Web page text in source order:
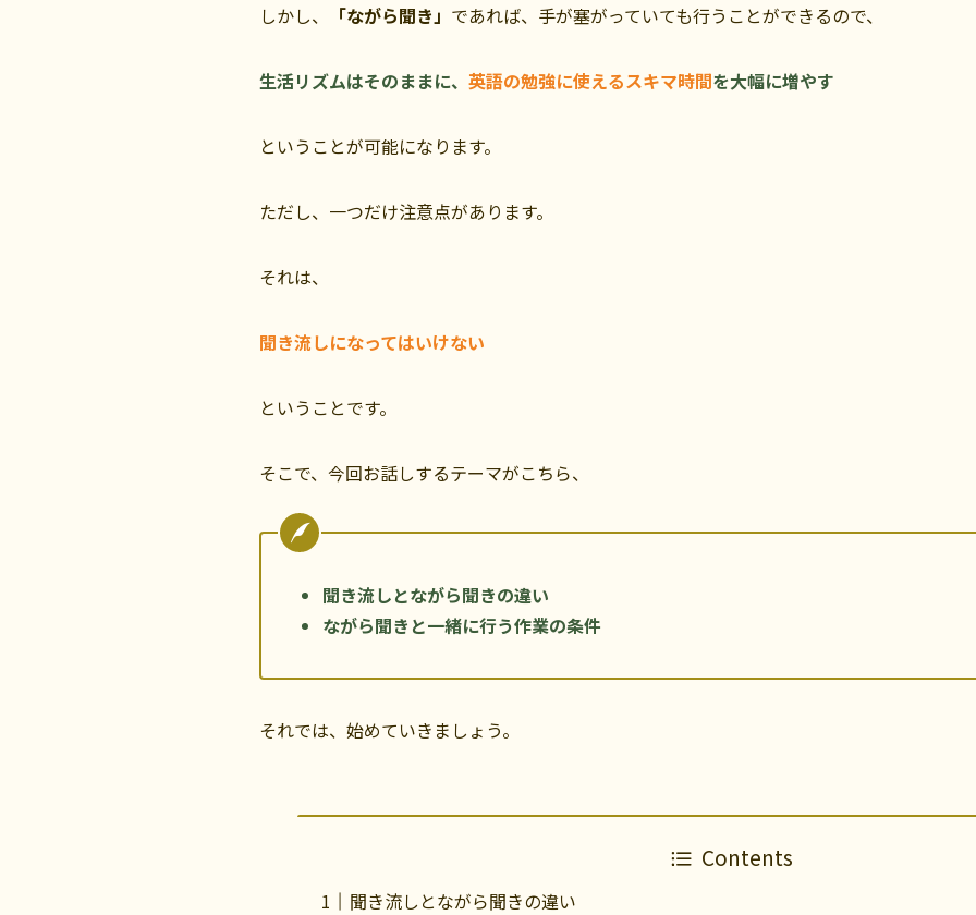
しかし、 「ながら聞き」 であれば、手が塞がっていても行うことができるので、
生活リズムはそのままに、 英語の勉強に使えるスキマ時間を大幅に増やす
ということが可能になります。
ただし、一つだけ注意点があります。
それは、
聞き流しになってはいけない
ということです。
そこで、今回お話しするテーマがこちら、
聞き流しとながら聞きの違い
ながら聞きと一緒に行う作業の条件
それでは、始めていきましょう。
Contents
聞き流しとながら聞きの違い